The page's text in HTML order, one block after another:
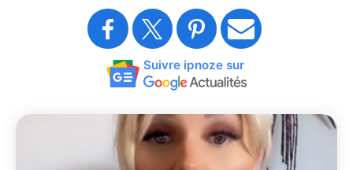
Suivre ipnoze sur